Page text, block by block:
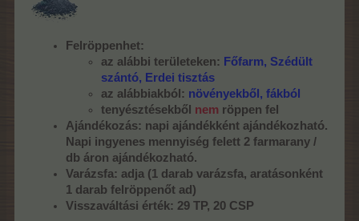
Felröppenhet:
az alábbi területeken: Főfarm, Szédült
szántó, Erdei tisztás
az alábbiakból: növényekből, fákból
tenyésztésekből nem röppen fel
Ajándékozás: napi ajándékként ajándékozható.
Napi ingyenes mennyiség felett 2 farmarany /
db áron ajándékozható.
Varázsfa: adja (1 darab varázsfa, aratásonként
1 darab felröppenőt ad)
Visszaváltási érték: 29 TP, 20 CSP